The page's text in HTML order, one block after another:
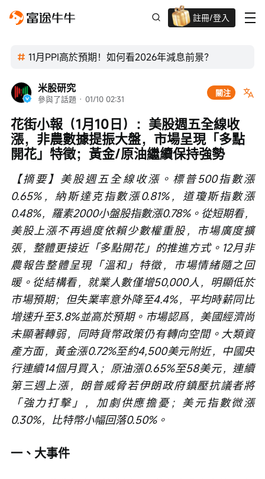
註冊/登入
迎新驚喜賞 股票/BTC等任你揀!
11月PPI高於預期！如何看2026年減息前景？
米股研究
參與了話題 · 01/10 02:31
關注
花街小報（1月10日）：美股週五全線收
漲，非農數據提振大盤，市場呈現「多點
開花」特徵；黃金/原油繼續保持強勢
【摘要】美股週五全線收漲。標普500指數漲
0.65%，納斯達克指數漲0.81%，道瓊斯指數漲
0.48%，羅素2000小盤股指數漲0.78%。從短期看，
美股上漲不再過度依賴少數權重股，市場廣度擴
張，整體更接近「多點開花」的推進方式。12月非
農報告整體呈現「溫和」特徵，市場情緒隨之回
暖。從結構看，就業人數僅增50,000人，明顯低於
市場預期；但失業率意外降至4.4%，平均時薪同比
增速升至3.8%並高於預期。市場認爲，美國經濟尚
未顯著轉弱，同時貨幣政策仍有轉向空間。大類資
產方面，黃金漲0.72%至約4,500美元附近，中國央
行連續14個月買入；原油漲0.65%至58美元，連續
第三週上漲，朗普威脅若伊朗政府鎮壓抗議者將
「強力打擊」，加劇供應擔憂；美元指數微漲
0.30%，比特幣小幅回落0.50%。
一、大事件